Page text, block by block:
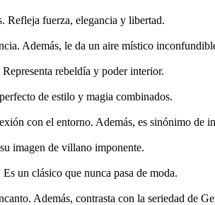
Refleja fuerza, elegancia y libertad.
Además, le da un aire místico
rebeldía y poder interior.
de estilo y magia combinados.
con el entorno. Además, es sinónimo de
imagen de villano imponente.
un clásico que nunca pasa de moda.
Además, contrasta con la seriedad de